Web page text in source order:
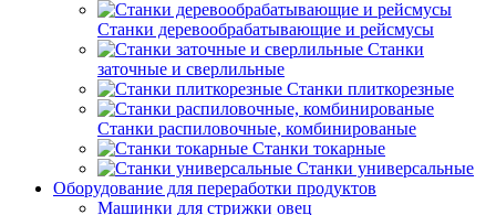
Станки деревообрабатывающие и рейсмусы
Станки
заточные и сверлильные
Станки плиткорезные
Станки распиловочные, комбинированые
Станки токарные
Станки универсальные
Оборудование для переработки продуктов
Машинки для стрижки овец